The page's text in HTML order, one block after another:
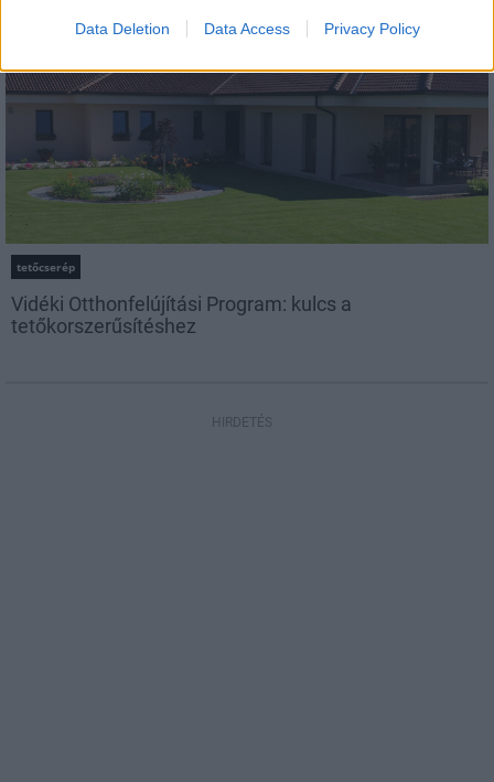
Data Deletion Data Access Privacy Policy
tetőcserép
Vidéki Otthonfelújítási Program: kulcs a
tetőkorszerűsítéshez
HIRDETÉS